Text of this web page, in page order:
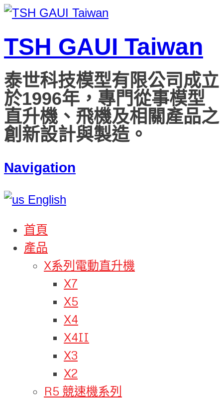
TSH GAUI Taiwan
泰世科技模型有限公司成立
於1996年，專門從事模型
直升機、飛機及相關產品之
創新設計與製造。
Navigation
English
首頁
產品
X系列電動直升機
X7
X5
X4
X4II
X3
X2
R5 競速機系列